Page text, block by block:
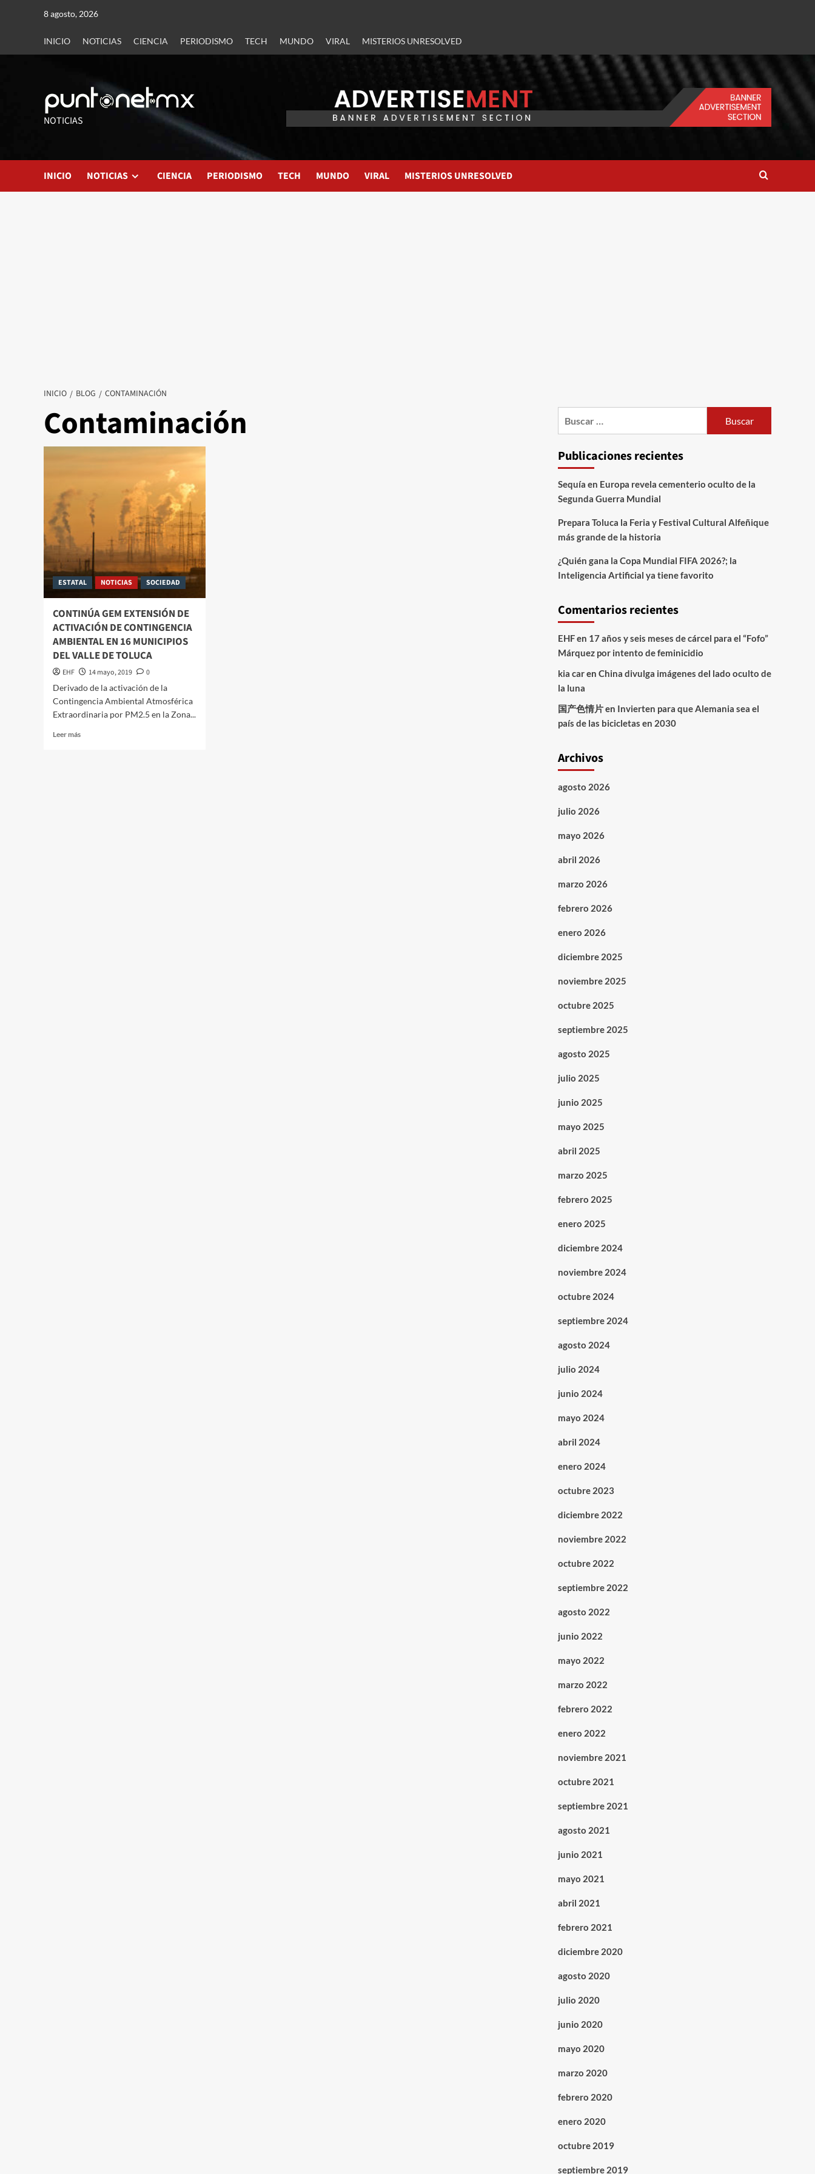
8 agosto, 2026
INICIO NOTICIAS CIENCIA PERIODISMO TECH MUNDO VIRAL MISTERIOS UNRESOLVED
NOTICIAS
INICIO NOTICIAS CIENCIA PERIODISMO TECH MUNDO VIRAL MISTERIOS UNRESOLVED
INICIO BLOG CONTAMINACIÓN
Contaminación
ESTATAL NOTICIAS SOCIEDAD
CONTINÚA GEM EXTENSIÓN DE
ACTIVACIÓN DE CONTINGENCIA
AMBIENTAL EN 16 MUNICIPIOS
DEL VALLE DE TOLUCA
EHF 14 mayo, 2019
0
Derivado de la activación de la
Contingencia Ambiental Atmosférica
Extraordinaria por PM2.5 en la Zona...
Leer más
Publicaciones recientes
Sequía en Europa revela cementerio oculto de la
Segunda Guerra Mundial
Prepara Toluca la Feria y Festival Cultural Alfeñique
más grande de la historia
¿Quién gana la Copa Mundial FIFA 2026?; la
Inteligencia Artificial ya tiene favorito
Comentarios recientes
EHFen 17 años y seis meses de cárcel para el “Fofo”
Márquez por intento de feminicidio
kia caren China divulga imágenes del lado oculto de
la luna
国产色情片en Invierten para que Alemania sea el
país de las bicicletas en 2030
Archivos
agosto 2026
julio 2026
mayo 2026
abril 2026
marzo 2026
febrero 2026
enero 2026
diciembre 2025
noviembre 2025
octubre 2025
septiembre 2025
agosto 2025
julio 2025
junio 2025
mayo 2025
abril 2025
marzo 2025
febrero 2025
enero 2025
diciembre 2024
noviembre 2024
octubre 2024
septiembre 2024
agosto 2024
julio 2024
junio 2024
mayo 2024
abril 2024
enero 2024
octubre 2023
diciembre 2022
noviembre 2022
octubre 2022
septiembre 2022
agosto 2022
junio 2022
mayo 2022
marzo 2022
febrero 2022
enero 2022
noviembre 2021
octubre 2021
septiembre 2021
agosto 2021
junio 2021
mayo 2021
abril 2021
febrero 2021
diciembre 2020
agosto 2020
julio 2020
junio 2020
mayo 2020
marzo 2020
febrero 2020
enero 2020
octubre 2019
septiembre 2019